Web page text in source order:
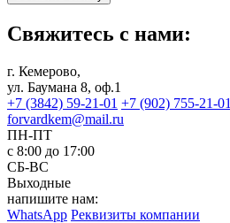
Свяжитесь с нами:
г. Кемерово,
ул. Баумана 8, оф.1
+7 (3842) 59-21-01 +7 (902) 755-21-01
forvardkem@mail.ru
ПН-ПТ
с 8:00 до 17:00
СБ-ВС
Выходные
напишите нам:
WhatsApp Реквизиты компании